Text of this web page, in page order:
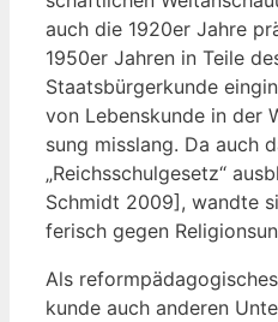
auch die 1920er Jah­re
1950er Jah­ren in Tei­le
Staats­bür­ger­kun­de
von Lebens­kun­de in der
sung miss­lang. Da auch
„Reichs­schul­ge­setz“
Schmidt 2009], wand­te
fe­risch gegen
Als
kun­de auch ande­ren